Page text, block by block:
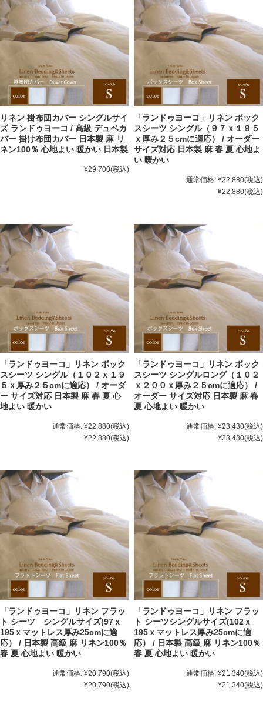
リネン 掛布団カバー シングルサイ
ズ ランドゥヨーコ / 高級 デュベカ
バー 掛け布団カバー 日本製 麻 リ
ネン100％ 心地よい 暖かい 日本製
¥29,700(税込)
「ランドゥヨーコ」リネン ボック
スシーツ シングル（９７ｘ１９５
ｘ厚み２５cmに適応） / オーダー
サイズ対応 日本製 麻 春 夏 心地よ
い 暖かい
通常価格: ¥22,880(税込)
¥22,880(税込)
「ランドゥヨーコ」リネン ボック
スシーツ シングル（１０２ｘ１９
５ｘ厚み２５cmに適応） / オーダ
ー サイズ対応 日本製 麻 春 夏 心
地よい 暖かい
通常価格: ¥22,880(税込)
¥22,880(税込)
「ランドゥヨーコ」リネン ボック
スシーツ シングルロング（１０２
ｘ２００ｘ厚み２５cmに適応） /
オーダー サイズ対応 日本製 麻 春
夏 心地よい 暖かい
通常価格: ¥23,430(税込)
¥23,430(税込)
「ランドゥヨーコ」リネン フラッ
ト シーツ シングルサイズ(97ｘ
195ｘマットレス厚み25cmに適
応） / 日本製 高級 麻 リネン100％
春 夏 心地よい 暖かい
通常価格: ¥20,790(税込)
¥20,790(税込)
「ランドゥヨーコ」リネン フラッ
ト シーツシングルサイズ(102ｘ
195ｘマットレス厚み25cmに適
応） / 日本製 高級 麻 リネン100％
春 夏 心地よい 暖かい
通常価格: ¥21,340(税込)
¥21,340(税込)